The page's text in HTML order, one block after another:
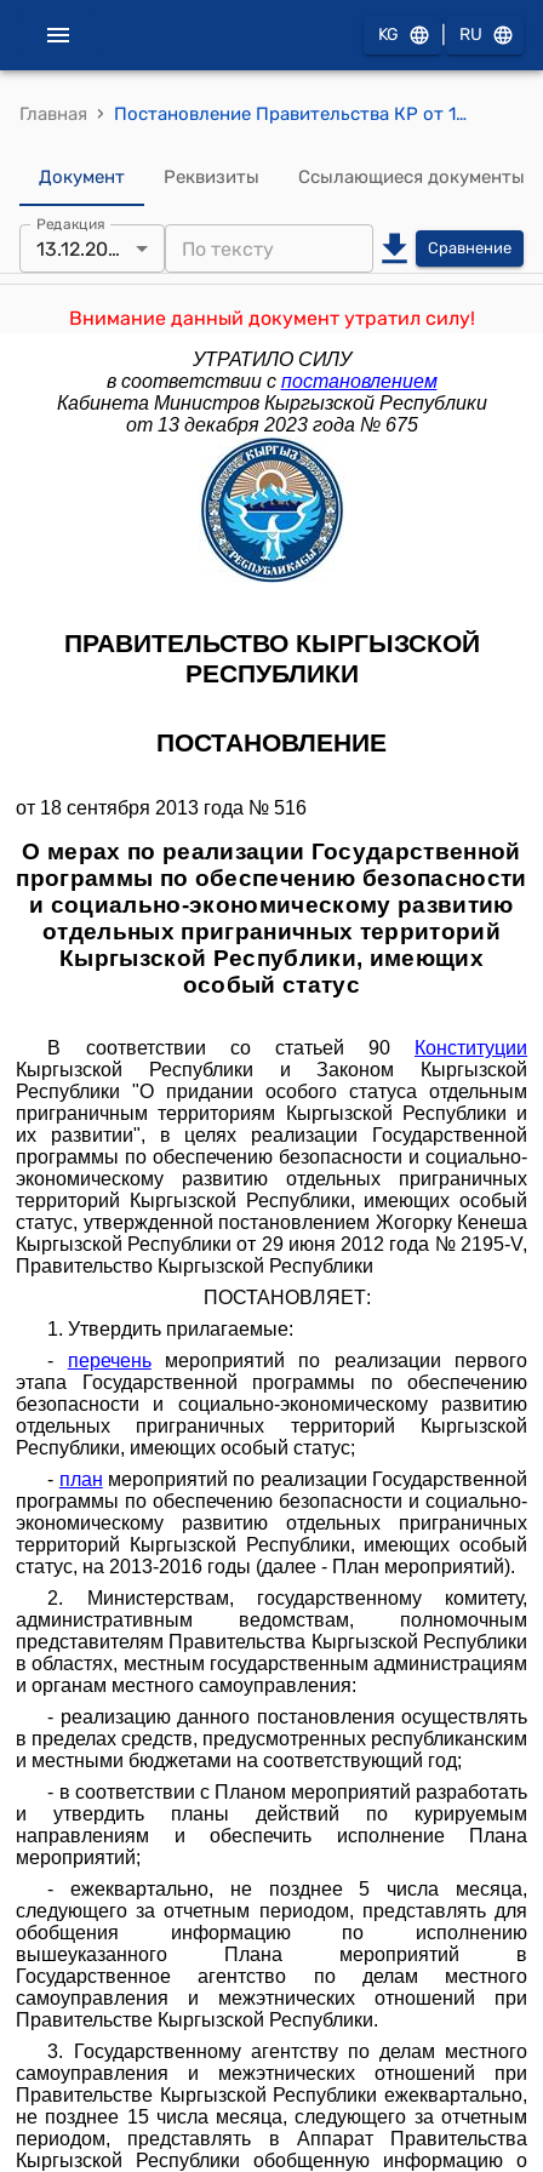
KG RU
Главная › Постановление Правительства КР от 18 сентября 2013 года № 516 "О мерах по реализации Государственной программы по обеспечению безопасности и социально-экономическому развитию отдельных приграничных территорий Кыргызской Республики, имеющих особый статус"
Документ Реквизиты Ссылающиеся документы
Редакция
13.12.2023 Сравнение
Внимание данный документ утратил силу!